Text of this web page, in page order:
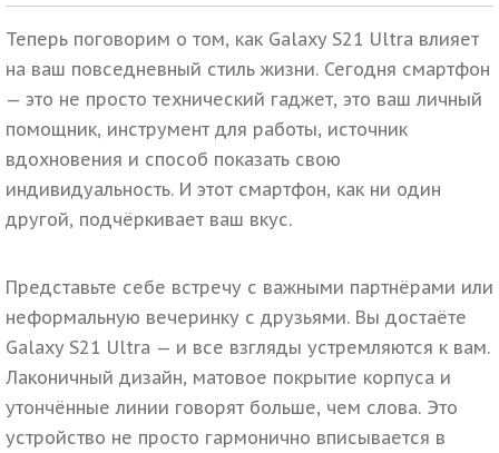
Теперь поговорим о том, как Galaxy S21 Ultra влияет
на ваш повседневный стиль жизни. Сегодня смартфон
— это не просто технический гаджет, это ваш личный
помощник, инструмент для работы, источник
вдохновения и способ показать свою
индивидуальность. И этот смартфон, как ни один
другой, подчёркивает ваш вкус.
Представьте себе встречу с важными партнёрами или
неформальную вечеринку с друзьями. Вы достаёте
Galaxy S21 Ultra — и все взгляды устремляются к вам.
Лаконичный дизайн, матовое покрытие корпуса и
утончённые линии говорят больше, чем слова. Это
устройство не просто гармонично вписывается в